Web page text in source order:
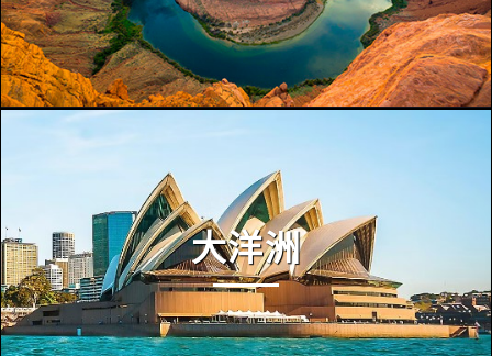
大洋洲